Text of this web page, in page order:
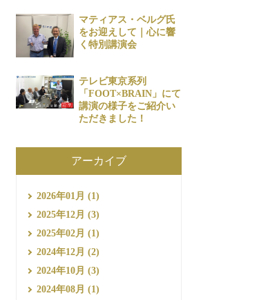
マティアス・ベルグ氏
をお迎えして｜心に響
く特別講演会
テレビ東京系列
「FOOT×BRAIN」にて
講演の様子をご紹介い
ただきました！
アーカイブ
2026年01月 (1)
2025年12月 (3)
2025年02月 (1)
2024年12月 (2)
2024年10月 (3)
2024年08月 (1)